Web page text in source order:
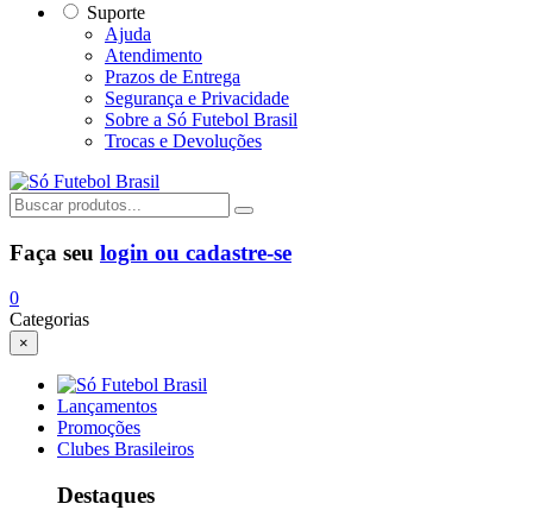
Suporte
Ajuda
Atendimento
Prazos de Entrega
Segurança e Privacidade
Sobre a Só Futebol Brasil
Trocas e Devoluções
Faça seu login ou cadastre-se
0
Categorias
×
Lançamentos
Promoções
Clubes Brasileiros
Destaques